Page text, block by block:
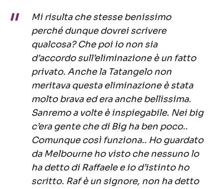
Mi risulta che stesse benissimo
perché dunque dovrei scrivere
qualcosa? Che poi io non sia
d’accordo sull’eliminazione è un fatto
privato. Anche la Tatangelo non
meritava questa eliminazione è stata
molto brava ed era anche bellissima.
Sanremo a volte è inspiegabile. Nei big
c’era gente che di Big ha ben poco..
Comunque così funziona.. Ho guardato
da Melbourne ho visto che nessuno lo
ha detto di Raffaele e io d’istinto ho
scritto. Raf è un signore, non ha detto